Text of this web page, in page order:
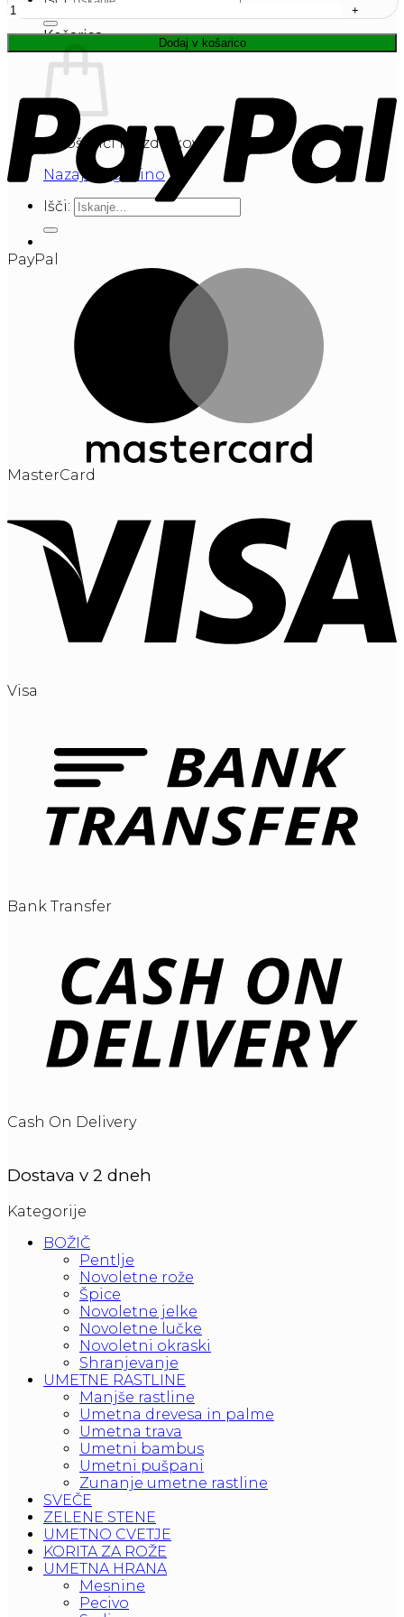
Košarica
V košarici ni izdelkov.
Nazaj v trgovino
Išči:
Dodaj v košarico
PayPal
MasterCard
Visa
Bank Transfer
Cash On Delivery
Dostava v 2 dneh
Kategorije
BOŽIČ
Pentlje
Novoletne rože
Špice
Novoletne jelke
Novoletne lučke
Novoletni okraski
Shranjevanje
UMETNE RASTLINE
Manjše rastline
Umetna drevesa in palme
Umetna trava
Umetni bambus
Umetni pušpani
Zunanje umetne rastline
SVEČE
ZELENE STENE
UMETNO CVETJE
KORITA ZA ROŽE
UMETNA HRANA
Mesnine
Pecivo